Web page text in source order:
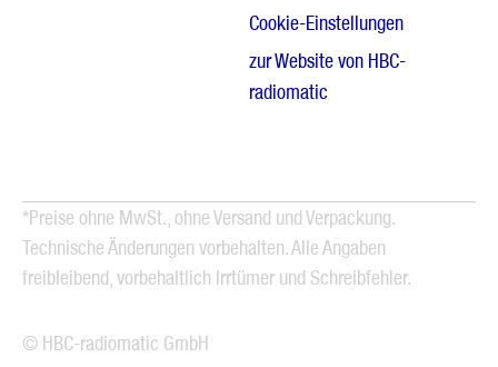
Cookie-Einstellungen
zur Website von HBC-
radiomatic
*Preise ohne MwSt., ohne Versand und Verpackung.
Technische Änderungen vorbehalten. Alle Angaben
freibleibend, vorbehaltlich Irrtümer und Schreibfehler.
© HBC-radiomatic GmbH